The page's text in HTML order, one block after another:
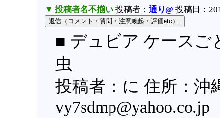
▼ 投稿者名不揃い投稿者： 通り@ 投稿日：
■ デュビア ケース
虫
投稿者：に 住所：沖